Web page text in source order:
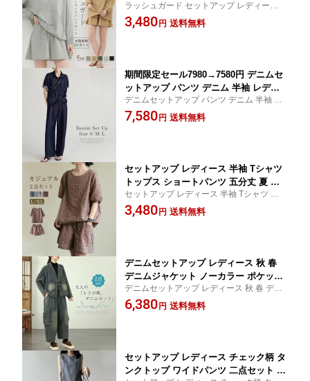
水陸両用 UV対策 紫外線対策 UVカット
速乾 軽量 ショートパンツ オーバーサイ
ラッシュガード セットアップ レディース
ハーフジップ パーカー フード付き 水陸両
用 UV対策 紫外線対策 UVカット 速乾 軽量
3,480 円 送料無料
期間限定セール7980→7580円 デニムセ
ットアップ パンツ デニム 半袖 レディ
ース 春 夏 秋 上下セット キレイめ 2点
セット ジャケット デニムシャツ シャツ
デニムセットアップ パンツ デニム 半袖 レ
ディース 春 夏 秋 上下セット キレイめ 2点
セット ジャケット デニムシャツ シャツジ
7,580 円 送料無料
セットアップ レディース 半袖 Tシャツ
トップス ショートパンツ 五分丈 夏 涼
しい 2点セット 短パン ギンガムチェッ
ク ボトムス チェック柄 上下セット カ
セットアップ レディース 半袖 Tシャツ トッ
プス ショートパンツ 五分丈 夏 涼しい 2点
セット 短パン ギンガムチェック ボトムス
3,480 円 送料無料
デニムセットアップ レディース 秋 春
デニムジャケット ノーカラー ポケット
付き ワイドパンツ 二点セット デニムコ
ート デニムパンツ ガウチョパンツ 上下
デニムセットアップ レディース 秋 春 デニ
ムジャケット ノーカラー ポケット付き ワ
イドパンツ 二点セット デニムコート デニ
6,380 円 送料無料
セットアップ レディース チェック柄 タ
ンクトップ ワイドパンツ 二点セット 上